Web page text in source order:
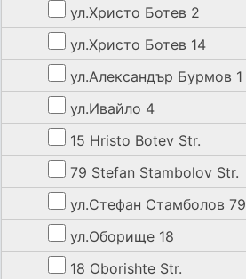
ул.Христо Ботев 2
ул.Христо Ботев 14
ул.Александър Бурмов 1
ул.Ивайло 4
15 Hristo Botev Str.
79 Stefan Stambolov Str.
ул.Стефан Стамболов 79
ул.Оборище 18
18 Oborishte Str.